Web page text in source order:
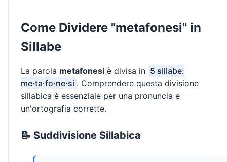
Come Dividere "metafonesi" in
Sillabe
La parola metafonesi è divisa in 5 sillabe:
me·ta·fo·ne·si . Comprendere questa divisione
sillabica è essenziale per una pronuncia e
un'ortografia corrette.
📝 Suddivisione Sillabica